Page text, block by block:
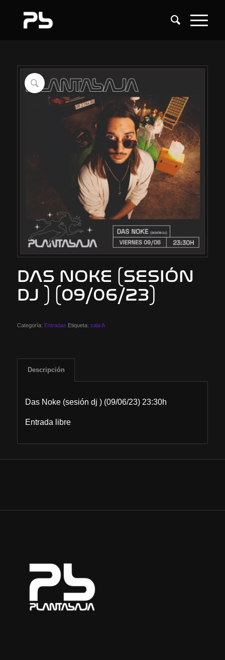
DAS NOKE (SESIÓN
DJ ) (09/06/23)
Categoría: Entradas Etiqueta: sala A
Descripción
Das Noke (sesión dj ) (09/06/23) 23:30h
Entrada libre